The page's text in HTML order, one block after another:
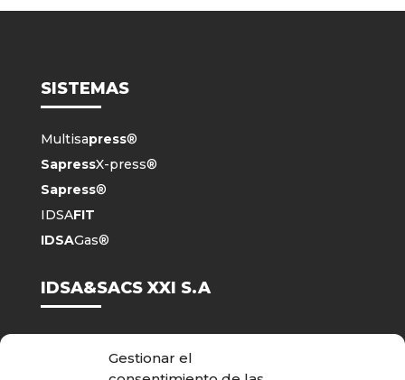
Gestionar el
SISTEMAS
Multisapress®
SapressX-press®
Sapress®
IDSAFIT
IDSAGas®
IDSA&SACS XXI S.A
Nosotros
Descargas